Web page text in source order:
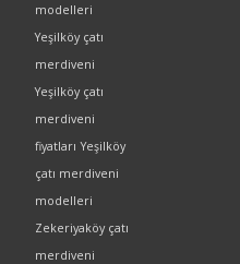
modelleri
Yeşilköy çatı
merdiveni
Yeşilköy çatı
merdiveni
fiyatları Yeşilköy
çatı merdiveni
modelleri
Zekeriyaköy çatı
merdiveni